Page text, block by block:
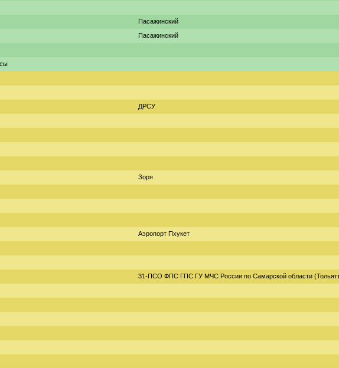
Пасажинский
Пасажинский
ДРСУ
Зоря
Аэропорт Пхукет
31-ПСО ФПС ГПС ГУ МЧС России по Самарской области